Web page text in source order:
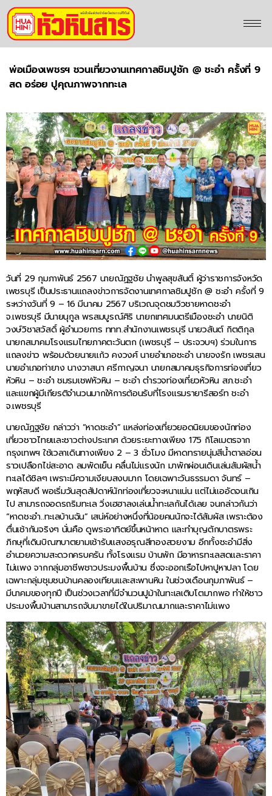
พ่อเมืองเพชรฯ ชวนเที่ยวงานเทศกาลชิมปูชัก @ ชะอำ ครั้งที่ 9
สด อร่อย ปูคุณภาพจากทะเล
วันที่ 29 กุมภาพันธ์ 2567 นายณัฏฐชัย นำพูลสุขสันติ์ ผู้ว่าราชการจังหวัด
เพชรบุรี เป็นประธานแถลงข่าวการจัดงานเทศกาลชิมปูชัก @ ชะอำ ครั้งที่ 9
ระหว่างวันที่ 9 – 16 มีนาคม 2567 บริเวณจุดชมวิวชายหาดชะอำ
จ.เพชรบุรี มีนายนุกูล พรสมบูรณ์ศิริ นายกเทศมนตรีเมืองชะอำ นายนิติ
วงษ์วิชาสวัสดิ์ ผู้อำนวยการ ททท.สำนักงานเพชรบุรี นายวสันต์ กิตติกุล
นายกสมาคมโรงแรมไทยภาคตะวันตก (เพชรบุรี – ประจวบฯ) ร่วมในการ
แถลงข่าว พร้อมด้วยนายแก้ว คงวงศ์ นายอำเภอชะอำ นายจงรัก เพชรเสน
นายอำเภอท่ายาง นางวาสนา ศรีกาญจนา นายกสมาคมธุรกิจการท่องเที่ยว
หัวหิน – ชะอำ ชมรมเชฟหัวหิน – ชะอำ ตำรวจท่องเที่ยวหัวหิน สภ.ชะอำ
และแขกผู้มีเกียรติจำนวนมากให้การต้อนรับที่โรงแรมรายารีสอร์ท ชะอำ
จ.เพชรบุรี
นายณัฏฐชัย กล่าวว่า “หาดชะอำ” แหล่งท่องเที่ยวยอดนิยมของนักท่อง
เที่ยวชาวไทยและชาวต่างประเทศ ด้วยระยะทางเพียง 175 กิโลเมตรจาก
กรุงเทพฯ ใช้เวลาเดินทางเพียง 2 – 3 ชั่วโมง มีหาดทรายนุ่มสีน้ำตาลอ่อน
ราวเปลือกไข่สะอาด ลมพัดเย็น คลื่นไม่แรงนัก มาพักผ่อนเดินเล่นสัมผัสน้ำ
ทะเลได้ชิลๆ เพราะมีความเงียบสงบมาก โดยเฉพาะวันธรรมดา จันทร์ –
พฤหัสบดี พอเริ่มวันสุดสัปดาห์นักท่องเที่ยวจะหนาแน่น แต่ไม่แออัดจนเกิน
ไป สามารถจอดรถริมทะเล วิ่งเฮฮาลงเล่นน้ำทะเลกันได้เลย จนกล่าวกันว่า
“หาดชะอำ..ทะเลบ้านฉัน” เสน่ห์อย่างหนึ่งที่น้อยคนนักจะได้สัมผัส เพราะต้อง
ตื่นเช้ากันจริงๆ นั่นคือ ดูพระอาทิตย์ขึ้นหน้าหาด และทำบุญตักบาตรพระ
ภิกษุที่เดินบิณฑบาตยามเช้ารับแสงอรุณสีทองสวยงาม อีกทั้งชะอำมีสิ่ง
อำนวยความสะดวกครบครัน ทั้งโรงแรม บ้านพัก มีอาหารทะเลสดและราคา
ไม่แพง จากกลุ่มอาชีพชาวประมงพื้นบ้าน ซึ่งจะออกเรือไปหาปูหาปลา โดย
เฉพาะกลุ่มชุมชนบ้านคลองเทียนและสะพานหิน ในช่วงเดือนกุมภาพันธ์ –
มีนาคมของทุกปี เป็นช่วงเวลาที่มีจำนวนปูม้าในทะเลเติบโตมากพอ ทำให้ชาว
ประมงพื้นบ้านสามารถจับมาขายได้ในปริมาณมากและราคาไม่แพง